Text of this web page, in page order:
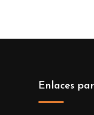
Enlaces